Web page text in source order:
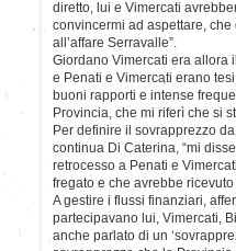
diretto, lui e Vimercati
convincermi ad aspettare,
all’affare Serravalle”.
Giordano Vimercati era allora
e Penati e Vimercati erano
buoni rapporti e intense
Provincia, che mi riferì che si
Per definire il sovrapprezzo
continua Di Caterina, “mi
retrocesso a Penati e
fregato e che avrebbe
A gestire i flussi finanziari,
partecipavano lui, Vimercati,
anche parlato di un